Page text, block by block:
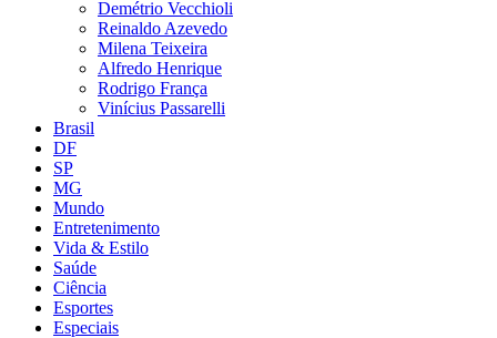
Demétrio Vecchioli
Reinaldo Azevedo
Milena Teixeira
Alfredo Henrique
Rodrigo França
Vinícius Passarelli
Brasil
DF
SP
MG
Mundo
Entretenimento
Vida & Estilo
Saúde
Ciência
Esportes
Especiais